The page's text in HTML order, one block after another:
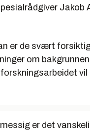
Jakob
er de svært
om
vil
er det